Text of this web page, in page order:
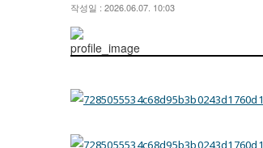
작성일 : 2026.06.07. 10:03